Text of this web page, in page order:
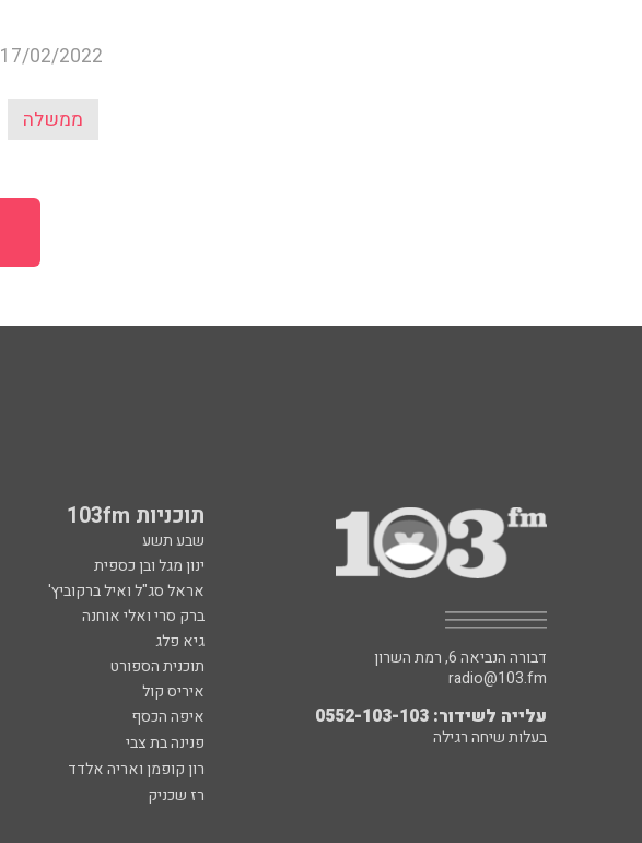
17/02/2022
ממשלה
תוכניות 103fm
שבע תשע
ינון מגל ובן כספית
אראל סג"ל ואיל ברקוביץ'
ברק סרי ואלי אוחנה
גיא פלג
תוכנית הספורט
איריס קול
איפה הכסף
פנינה בת צבי
רון קופמן ואריה אלדד
רז שכניק
דבורה הנביאה 6, רמת השרון
radio@103.fm
עלייה לשידור: 0552-103-103
בעלות שיחה רגילה